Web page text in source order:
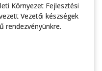
Környezet Fejlesztési
Vezetői készségek
rendezvényünkre.